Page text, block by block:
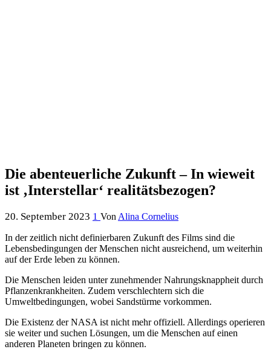
Die abenteuerliche Zukunft – In wieweit
ist ‚Interstellar‘ realitätsbezogen?
20. September 2023 1 Von Alina Cornelius
In der zeitlich nicht definierbaren Zukunft des Films sind die
Lebensbedingungen der Menschen nicht ausreichend, um weiterhin
auf der Erde leben zu können.
Die Menschen leiden unter zunehmender Nahrungsknappheit durch
Pflanzenkrankheiten. Zudem verschlechtern sich die
Umweltbedingungen, wobei Sandstürme vorkommen.
Die Existenz der NASA ist nicht mehr offiziell. Allerdings operieren
sie weiter und suchen Lösungen, um die Menschen auf einen
anderen Planeten bringen zu können.